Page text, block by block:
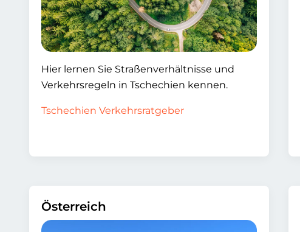
Hier lernen Sie Straßenverhältnisse und
Verkehrsregeln in Tschechien kennen.
Tschechien Verkehrsratgeber
Österreich